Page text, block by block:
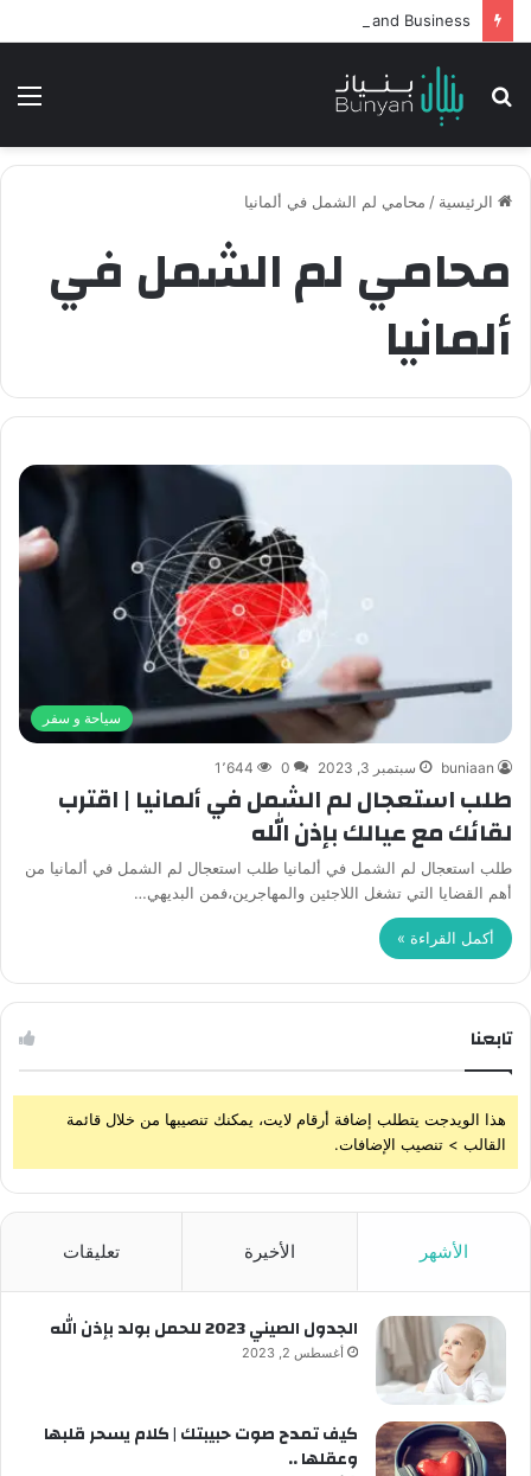
بحث
الرئيسية / محامي لم الشمل في ألمانيا
محامي لم الشمل في
ألمانيا
سياحة و سفر
buniaan سبتمبر 3, 2023 0 1٬644
طلب استعجال لم الشمل في ألمانيا | اقترب
لقائك مع عيالك بإذن الله
طلب استعجال لم الشمل في ألمانيا طلب استعجال لم الشمل في ألمانيا من
أهم القضايا التي تشغل اللاجئين والمهاجرين،فمن البديهي…
أكمل القراءة »
تابعنا
هذا الويدجت يتطلب إضافة أرقام لايت، يمكنك تنصيبها من خلال قائمة
القالب > تنصيب الإضافات.
الأشهر الأخيرة تعليقات
الجدول الصيني 2023 للحمل بولد بإذن الله
أغسطس 2, 2023
كيف تمدح صوت حبيبتك | كلام يسحر قلبها
وعقلها ..